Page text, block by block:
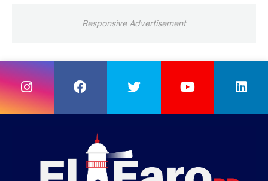
Responsive Advertisement